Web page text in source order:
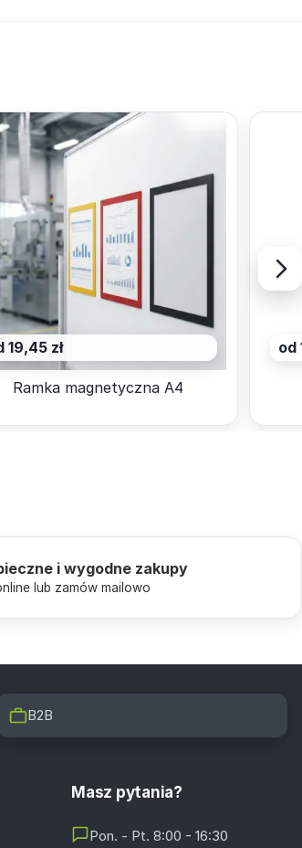
19,45 zł
Ramka magnetyczna A4
od
i wygodne zakupy
lub zamów mailowo
B2B
Masz pytania?
Pon. - Pt. 8:00 - 16:30